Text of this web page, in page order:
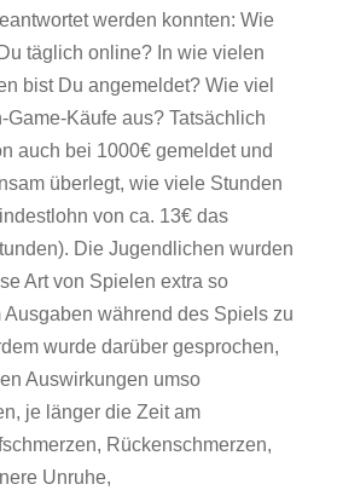
werden konnten: Wie
täglich online? In wie vielen
bist Du angemeldet? Wie viel
Game-Käufe aus? Tatsächlich
auch bei 1000€ gemeldet und
überlegt, wie viele Stunden
von ca. 13€ das
Die Jugendlichen wurden
Art von Spielen extra so
während des Spiels zu
wurde darüber gesprochen,
Auswirkungen umso
je länger die Zeit am
Rückenschmerzen,
Unruhe,